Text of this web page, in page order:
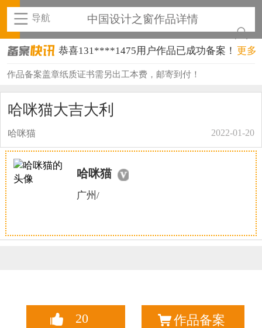
导航 中国设计之窗作品详情
恭喜131****1475用户作品已成功备案！
恭喜133****8874用户作品已成功备案！
恭喜136****9807用户作品已成功备案！
恭喜159****4930用户作品已成功备案！
恭喜150****6483用户作品已成功备案！
恭喜159****4201用户作品已成功备案！
更多
作品备案盖章纸质证书需另出工本费，邮寄到付！
哈咪猫大吉大利
哈咪猫 2022-01-20
哈咪猫
广州/
20 作品备案